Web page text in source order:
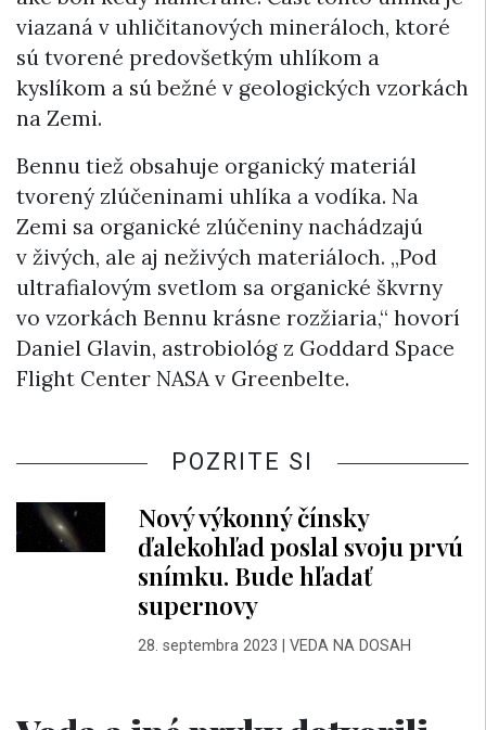
viazaná v uhličitanových mineráloch, ktoré
sú tvorené predovšetkým uhlíkom a
kyslíkom a sú bežné v geologických vzorkách
na Zemi.
Bennu tiež obsahuje organický materiál
tvorený zlúčeninami uhlíka a vodíka. Na
Zemi sa organické zlúčeniny nachádzajú
v živých, ale aj neživých materiáloch. „Pod
ultrafialovým svetlom sa organické škvrny
vo vzorkách Bennu krásne rozžiaria,“ hovorí
Daniel Glavin, astrobiológ z Goddard Space
Flight Center NASA v Greenbelte.
POZRITE SI
Nový výkonný čínsky
ďalekohľad poslal svoju prvú
snímku. Bude hľadať
supernovy
28. septembra 2023 VEDA NA DOSAH